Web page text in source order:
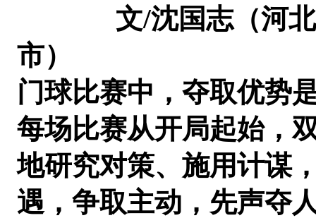
文/沈国志（河北廊
市）
门球比赛中，夺取优势
每场比赛从开局起始，
地研究对策、施用计谋
遇，争取主动，先声夺